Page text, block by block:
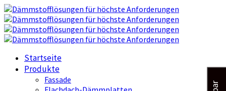
Startseite
Produkte
Fassade